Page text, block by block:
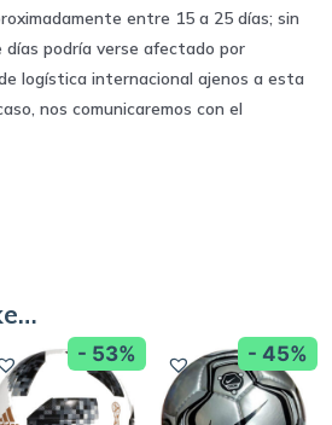
entre 15 a 25 días; sin
días podría verse afectado por
logística internacional ajenos a esta
nos comunicaremos con el
- 53% - 45%